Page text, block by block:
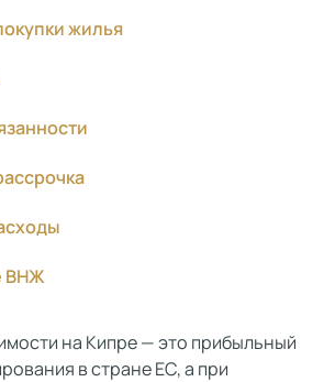
жилья
ВНЖ
на Кипре — это прибыльный
в стране ЕС, а при